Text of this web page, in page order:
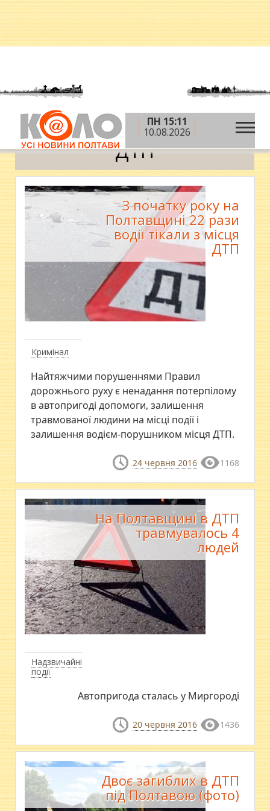
ПН 15:11
10.08.2026
Головна » ДТП
ДТП
Кримінал
З початку року на
Полтавщині 22 рази
водії тікали з місця
ДТП
Найтяжчими порушеннями Правил
дорожнього руху є ненадання потерпілому
в автопригоді допомоги, залишення
травмованої людини на місці події і
залишення водієм-порушником місця ДТП.
24 червня 2016 1168
Надзвичайні
події
На Полтавщині в ДТП
травмувалось 4
людей
Автопригода сталась у Миргороді
20 червня 2016 1436
Двоє загиблих в ДТП
під Полтавою (фото)